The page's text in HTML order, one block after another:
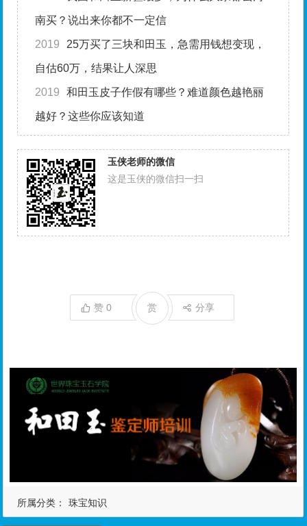
南买？说出来你都不一定信
2019 25万买了三块和田玉，急需用钱想变现，
自估60万，结果让人深思
2019 和田玉皮子作假有哪些？难道颜色越艳丽
越好？这些你应该知道
玉侠老师的微信
这是玉侠的微信扫一扫
赞0 分享
赏
所属分类： 珠宝知识